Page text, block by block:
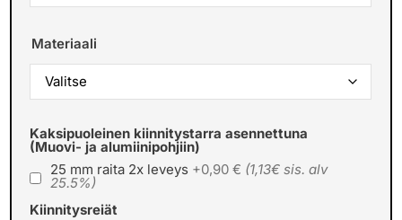
Materiaali
Kaksipuoleinen kiinnitystarra asennettuna
(Muovi- ja alumiinipohjiin)
25 mm raita 2x leveys +0,90 € (1,13€ sis. alv
25.5%)
Kiinnitysreiät